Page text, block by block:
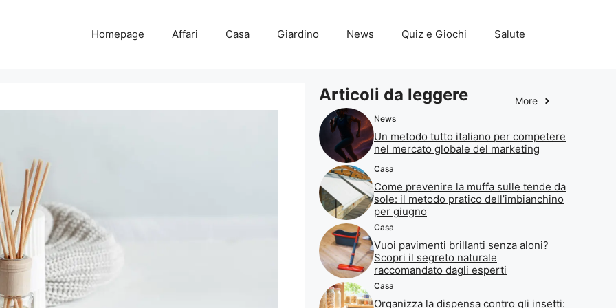
Homepage Affari Casa Giardino News Quiz e Giochi Salute
Articoli da leggere More
News
Un metodo tutto italiano per competere
nel mercato globale del marketing
Casa
Come prevenire la muffa sulle tende da
sole: il metodo pratico dell’imbianchino
per giugno
Casa
Vuoi pavimenti brillanti senza aloni?
Scopri il segreto naturale
raccomandato dagli esperti
Casa
Organizza la dispensa contro gli insetti: